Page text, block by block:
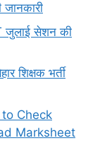
जानकारी
सेशन की
शिक्षक भर्ती
Check
Marksheet